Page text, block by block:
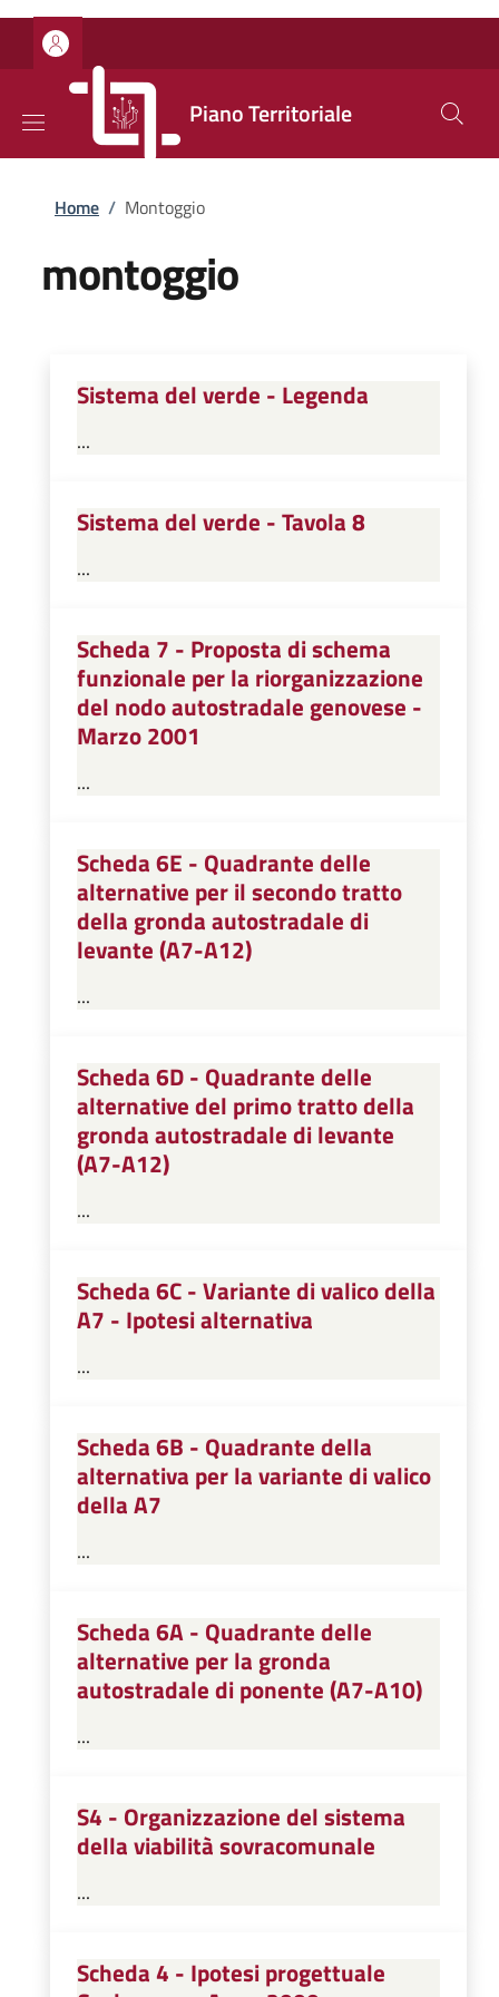
Salta al contenuto principale
Skip to footer content
Piano Territoriale
Briciole di pane
Home / Montoggio
montoggio
Sistema del verde - Legenda
...
Sistema del verde - Tavola 8
...
Scheda 7 - Proposta di schema
funzionale per la riorganizzazione
del nodo autostradale genovese -
Marzo 2001
...
Scheda 6E - Quadrante delle
alternative per il secondo tratto
della gronda autostradale di
levante (A7-A12)
...
Scheda 6D - Quadrante delle
alternative del primo tratto della
gronda autostradale di levante
(A7-A12)
...
Scheda 6C - Variante di valico della
A7 - Ipotesi alternativa
...
Scheda 6B - Quadrante della
alternativa per la variante di valico
della A7
...
Scheda 6A - Quadrante delle
alternative per la gronda
autostradale di ponente (A7-A10)
...
S4 - Organizzazione del sistema
della viabilità sovracomunale
...
Scheda 4 - Ipotesi progettuale